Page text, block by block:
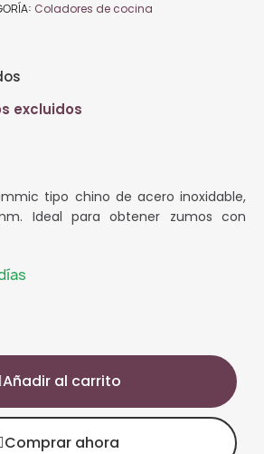
Coladores de cocina
excluidos
tipo chino de acero inoxidable,
Ideal para obtener zumos con
Añadir al carrito
Comprar ahora